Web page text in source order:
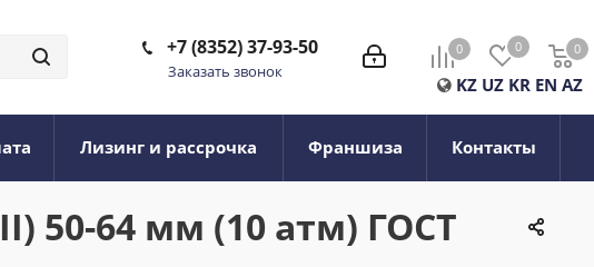
0 0 0
0
KZ UZ KR EN AZ
+7 (8352) 37-93-50
Заказать звонок
Лизинг и рассрочка Франшиза Контакты
50-64 мм (10 атм) ГОСТ